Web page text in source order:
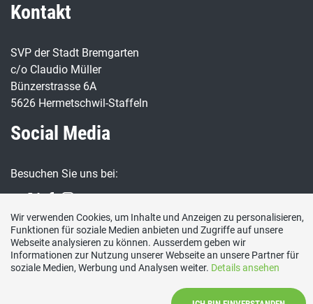
Kontakt
SVP der Stadt Bremgarten
c/o Claudio Müller
Bünzerstrasse 6A
5626 Hermetschwil-Staffeln
Social Media
Besuchen Sie uns bei:
Impressum|Datenschutzerklärung|Mitglied werden
Vorstand
Wir verwenden Cookies, um Inhalte und Anzeigen zu personalisieren,
Funktionen für soziale Medien anbieten und Zugriffe auf unsere
Webseite analysieren zu können. Ausserdem geben wir
Informationen zur Nutzung unserer Webseite an unsere Partner für
soziale Medien, Werbung und Analysen weiter. Details ansehen